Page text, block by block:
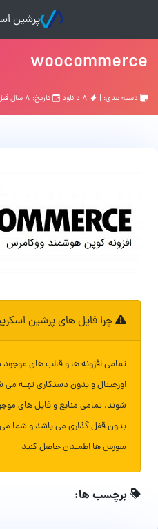
پرشین
woocommerce
دسته بندی: | تاریخ: ۸ سال قبل
چرا فایل های پرشین
تمامی افزونه ها و قالب های
اورجینال و بدون دستکاری تهیه
شوند. تمامی منابع و فایل های
بدون قفل گذاری می باشد و شما
سورس ها اطمینان حاصل کنید
برچسب ها: